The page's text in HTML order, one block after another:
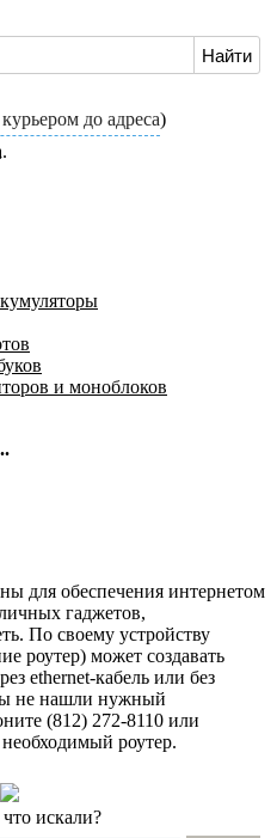
до адреса)
и моноблоков
для обеспечения интернетом
гаджетов,
По своему устройству
роутер) может создавать
ethernet-кабель или без
не нашли нужный
(812) 272-8110 или
роутер.
искали?